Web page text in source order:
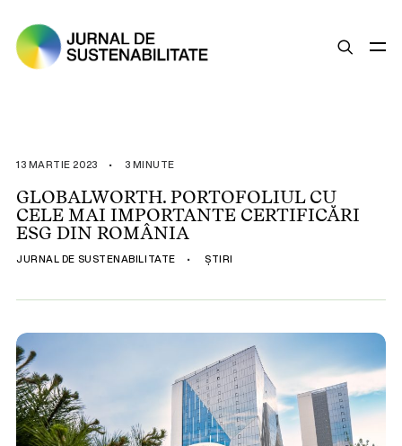
ȘTIRI
OPINII
ESG
COMPANII SUSTENABILE
13 MARTIE 2023 • 3 MINUTE
GLOBALWORTH. PORTOFOLIUL CU
CELE MAI IMPORTANTE CERTIFICĂRI
ESG DIN ROMÂNIA
JURNAL DE SUSTENABILITATE • ȘTIRI